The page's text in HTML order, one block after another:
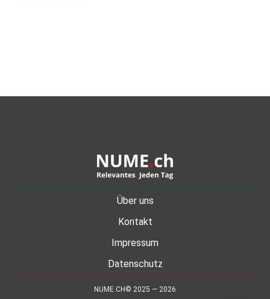
Über uns
Kontakt
Impressum
Datenschutz
NUME.CH© 2025 — 2026